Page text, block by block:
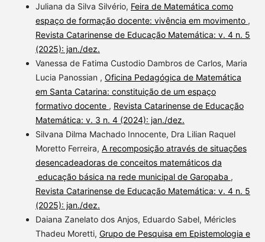
Juliana da Silva Silvério, Feira de Matemática como
espaço de formação docente: vivência em movimento ,
Revista Catarinense de Educação Matemática: v. 4 n. 5
(2025): jan./dez.
Vanessa de Fatima Custodio Dambros de Carlos, Maria
Lucia Panossian , Oficina Pedagógica de Matemática
em Santa Catarina: constituição de um espaço
formativo docente , Revista Catarinense de Educação
Matemática: v. 3 n. 4 (2024): jan./dez.
Silvana Dilma Machado Innocente, Dra Lilian Raquel
Moretto Ferreira, A recomposição através de situações
desencadeadoras de conceitos matemáticos da
educação básica na rede municipal de Garopaba ,
Revista Catarinense de Educação Matemática: v. 4 n. 5
(2025): jan./dez.
Daiana Zanelato dos Anjos, Eduardo Sabel, Méricles
Thadeu Moretti, Grupo de Pesquisa em Epistemologia e